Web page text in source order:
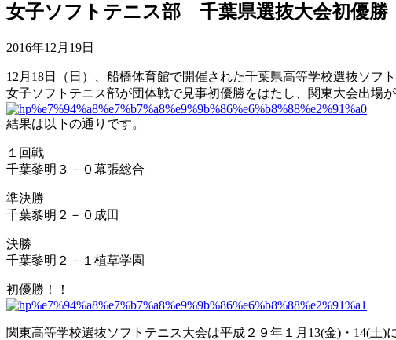
女子ソフトテニス部 千葉県選抜大会初優勝
2016年12月19日
12月18日（日）、船橋体育館で開催された千葉県高等学校選抜ソフ
女子ソフトテニス部が団体戦で見事初優勝をはたし、関東大会出場が
結果は以下の通りです。
１回戦
千葉黎明３－０幕張総合
準決勝
千葉黎明２－０成田
決勝
千葉黎明２－１植草学園
初優勝！！
関東高等学校選抜ソフトテニス大会は平成２９年１月13(金)・14(土)